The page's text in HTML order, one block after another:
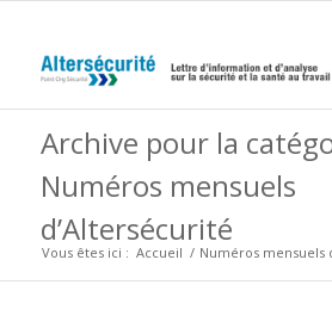
Archive pour la
Numéros mensuels
d’Altersécurité
Vous êtes ici : Accueil / Numéros mensuels